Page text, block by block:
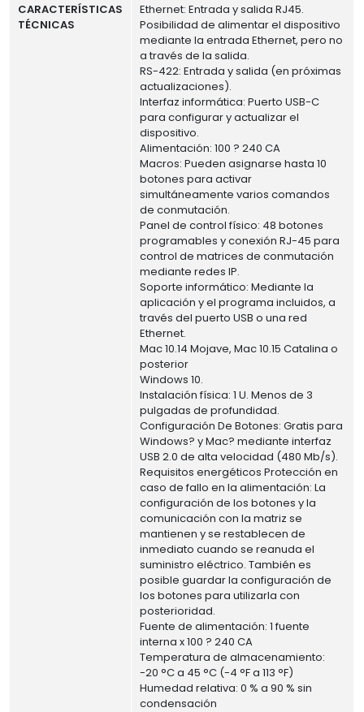
CARACTERÍSTICAS
TÉCNICAS
Ethernet: Entrada y salida RJ45.
Posibilidad de alimentar el dispositivo
mediante la entrada Ethernet, pero no
a través de la salida.
RS-422: Entrada y salida (en próximas
actualizaciones).
Interfaz informática: Puerto USB-C
para configurar y actualizar el
dispositivo.
Alimentación: 100 ? 240 CA
Macros: Pueden asignarse hasta 10
botones para activar
simultáneamente varios comandos
de conmutación.
Panel de control físico: 48 botones
programables y conexión RJ-45 para
control de matrices de conmutación
mediante redes IP.
Soporte informático: Mediante la
aplicación y el programa incluidos, a
través del puerto USB o una red
Ethernet.
Mac 10.14 Mojave, Mac 10.15 Catalina o
posterior
Windows 10.
Instalación física: 1 U. Menos de 3
pulgadas de profundidad.
Configuración De Botones: Gratis para
Windows? y Mac? mediante interfaz
USB 2.0 de alta velocidad (480 Mb/s).
Requisitos energéticos Protección en
caso de fallo en la alimentación: La
configuración de los botones y la
comunicación con la matriz se
mantienen y se restablecen de
inmediato cuando se reanuda el
suministro eléctrico. También es
posible guardar la configuración de
los botones para utilizarla con
posterioridad.
Fuente de alimentación: 1 fuente
interna x 100 ? 240 CA
Temperatura de almacenamiento:
-20 °C a 45 °C (-4 °F a 113 °F)
Humedad relativa: 0 % a 90 % sin
condensación